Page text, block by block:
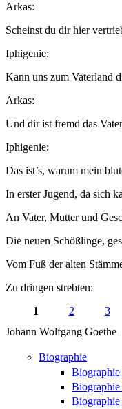
Arkas:
Scheinst du dir hier
Iphigenie:
Kann uns zum Vaterland
Arkas:
Und dir ist fremd das
Iphigenie:
Das ist’s, warum mein
In erster Jugend, da sich
An Vater, Mutter und
Die neuen Schößlinge,
Vom Fuß der alten
Zu dringen strebten:
Seiten
1 2 3
Johann Wolfgang Goethe
Biographie
Biographie
Biographie
Biographie